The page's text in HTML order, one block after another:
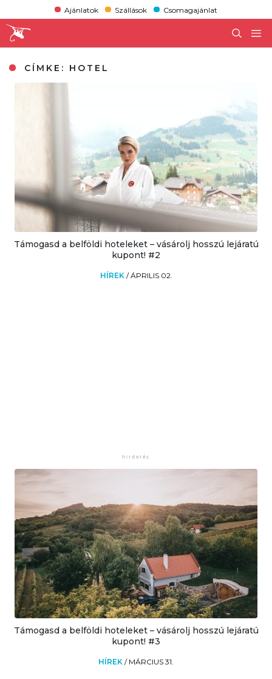
Ajánlatok Szállások Csomagajánlat
CÍMKE: HOTEL
Támogasd a belföldi hoteleket – vásárolj hosszú lejáratú
kupont! #2
HÍREK /ÁPRILIS 02.
Támogasd a belföldi hoteleket – vásárolj hosszú lejáratú
kupont! #3
HÍREK / MÁRCIUS 31.